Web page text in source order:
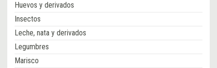
Huevos y derivados
Insectos
Leche, nata y derivados
Legumbres
Marisco